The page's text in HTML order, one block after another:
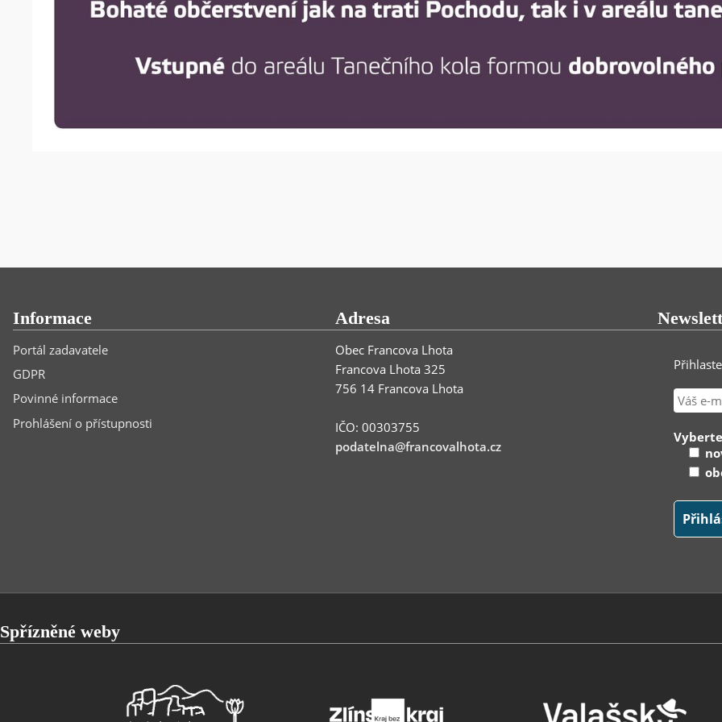
Informace
Portál zadavatele
GDPR
Povinné informace
Prohlášení o přístupnosti
Adresa
Obec Francova Lhota
Francova Lhota 325
756 14 Francova Lhota
IČO: 00303755
podatelna@francovalhota.cz
Spřízněné weby